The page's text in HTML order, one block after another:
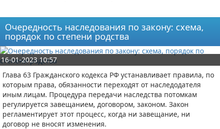
Очередность наследования по закону: схема,
порядок по степени родства
16-01-2023 10:57
Глава 63 Гражданского кодекса РФ устанавливает правила, по
которым права, обязанности переходят от наследодателя
иным лицам. Процедура передачи наследства потомкам
регулируется завещанием, договором, законом. Закон
регламентирует этот процесс, когда ни завещание, ни
договор не вносят изменения.